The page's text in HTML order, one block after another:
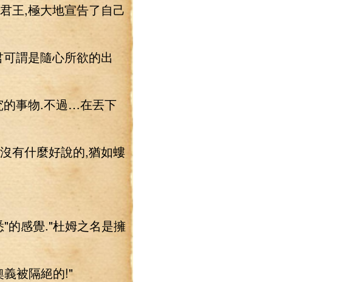
王,極大地宣告了自己
謂是隨心所欲的出
事物.不過…在丟下
有什麼好說的,猶如螻
感覺."杜姆之名是擁
被隔絕的!"